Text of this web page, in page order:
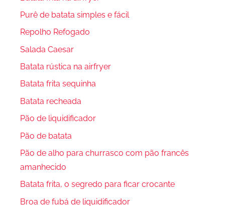
Purê de batata simples e fácil
Repolho Refogado
Salada Caesar
Batata rústica na airfryer
Batata frita sequinha
Batata recheada
Pão de liquidificador
Pão de batata
Pão de alho para churrasco com pão francês
amanhecido
Batata frita, o segredo para ficar crocante
Broa de fubá de liquidificador